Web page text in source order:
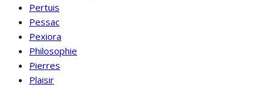
Pertuis
Pessac
Pexiora
Philosophie
Pierres
Plaisir